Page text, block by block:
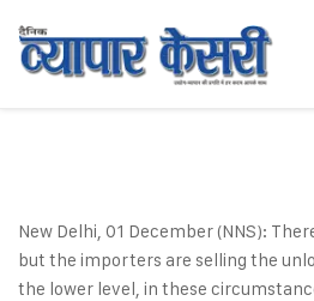
New Delhi, 01 December (NNS):
but the importers are selling the
the lower level, in these